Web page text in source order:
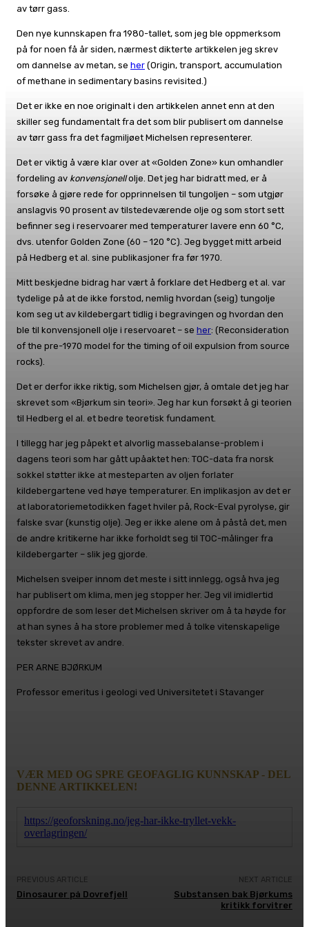
av tørr gass.
Den nye kunnskapen fra 1980-tallet, som jeg ble oppmerksom
på for noen få år siden, nærmest dikterte artikkelen jeg skrev
om dannelse av metan, se her (Origin, transport, accumulation
of methane in sedimentary basins revisited.)
Det er ikke en noe originalt i den artikkelen annet enn at den
skiller seg fundamentalt fra det som blir publisert om dannelse
av tørr gass fra det fagmiljøet Michelsen representerer.
Det er viktig å være klar over at «Golden Zone» kun omhandler
fordeling av konvensjonellolje. Det jeg har bidratt med, er å
forsøke å gjøre rede for opprinnelsen til tungoljen – som utgjør
anslagvis 90 prosent av tilstedeværende olje og som stort sett
befinner seg i reservoarer med temperaturer lavere enn 60 °C,
dvs. utenfor Golden Zone (60 – 120 °C). Jeg bygget mitt arbeid
på Hedberg et al. sine publikasjoner fra før 1970.
Mitt beskjedne bidrag har vært å forklare det Hedberg et al. var
tydelige på at de ikke forstod, nemlig hvordan (seig) tungolje
kom seg ut av kildebergart tidlig i begravingen og hvordan den
ble til konvensjonell olje i reservoaret – se her: (Reconsideration
of the pre-1970 model for the timing of oil expulsion from source
rocks).
Det er derfor ikke riktig, som Michelsen gjør, å omtale det jeg har
skrevet som «Bjørkum sin teori». Jeg har kun forsøkt å gi teorien
til Hedberg el al. et bedre teoretisk fundament.
I tillegg har jeg påpekt et alvorlig massebalanse-problem i
dagens teori som har gått upåaktet hen: TOC-data fra norsk
sokkel støtter ikke at mesteparten av oljen forlater
kildebergartene ved høye temperaturer. En implikasjon av det er
at laboratoriemetodikken faget hviler på, Rock-Eval pyrolyse, gir
falske svar (kunstig olje). Jeg er ikke alene om å påstå det, men
de andre kritikerne har ikke forholdt seg til TOC-målinger fra
kildebergarter – slik jeg gjorde.
Michelsen sveiper innom det meste i sitt innlegg, også hva jeg
har publisert om klima, men jeg stopper her. Jeg vil imidlertid
oppfordre de som leser det Michelsen skriver om å ta høyde for
at han synes å ha store problemer med å tolke vitenskapelige
tekster skrevet av andre.
PER ARNE BJØRKUM
Professor emeritus i geologi ved Universitetet i Stavanger
VÆR MED OG SPRE GEOFAGLIG KUNNSKAP - DEL
DENNE ARTIKKELEN!
https://geoforskning.no/jeg-har-ikke-tryllet-vekk-
overlagringen/
PREVIOUS ARTICLE
Dinosaurer på Dovrefjell
NEXT ARTICLE
Substansen bak Bjørkums
kritikk forvitrer